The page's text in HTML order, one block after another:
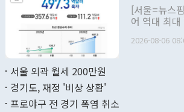
관의 대북
관 부처 장
관의 무리한
다. [정동영 통일부 장관이 지난달 23일 오후 서울 종로구 정부서울청사에
[서울=뉴스
어 역대 최
료=한국은행] 한국은행이 6일 발표한 '2026년 6월 국제수지(잠정)'
2026-08-06
서울 외곽 월세 200만원
경기도, 재정 '비상 상황'
프로야구 전 경기 폭염 취소